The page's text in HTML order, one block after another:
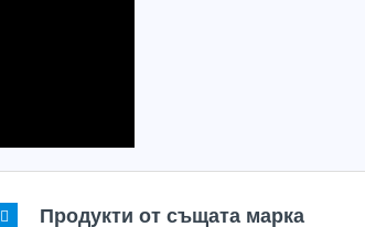
Продукти от същата марка